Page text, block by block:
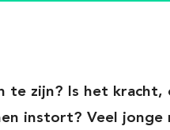
te zijn? Is het
instort? Veel